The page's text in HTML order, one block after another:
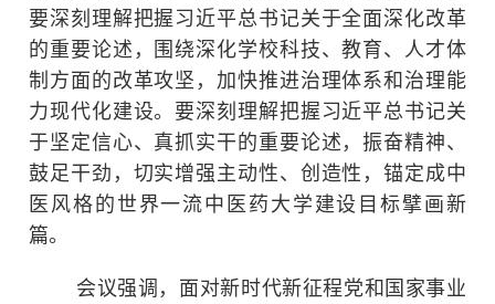
要深刻理解把握习近平总书记关于全面深化改革
的重要论述，围绕深化学校科技、教育、人才体
制方面的改革攻坚，加快推进治理体系和治理能
力现代化建设。要深刻理解把握习近平总书记关
于坚定信心、真抓实干的重要论述，振奋精神、
鼓足干劲，切实增强主动性、创造性，锚定成中
医风格的世界一流中医药大学建设目标擘画新
篇。
会议强调，面对新时代新征程党和国家事业